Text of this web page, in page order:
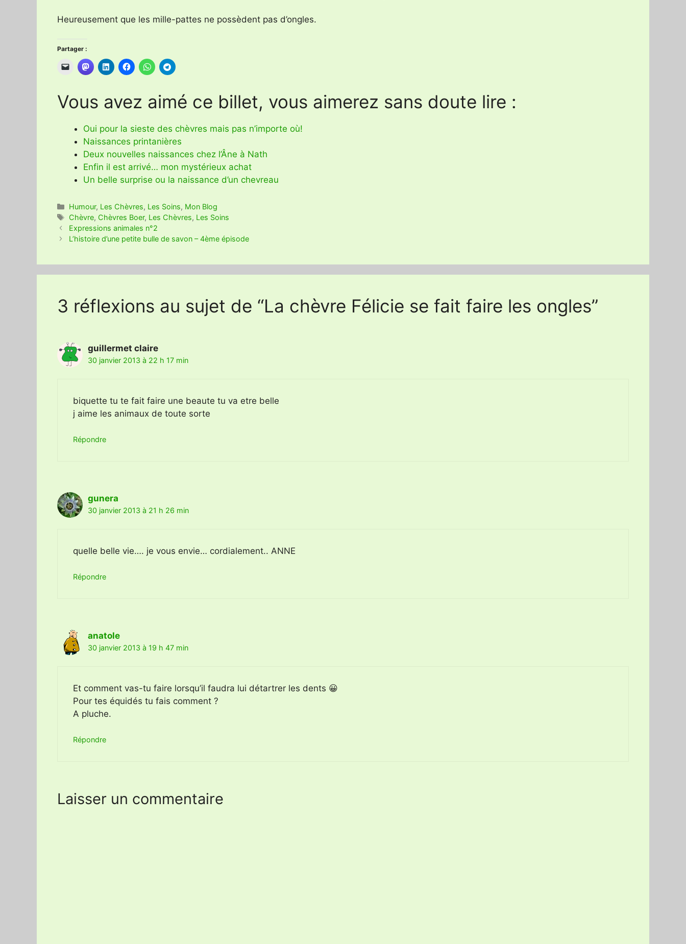
Heureusement que les mille-pattes ne possèdent pas d’ongles.
Partager :
Vous avez aimé ce billet, vous aimerez sans doute lire :
Oui pour la sieste des chèvres mais pas n’importe où!
Naissances printanières
Deux nouvelles naissances chez l’Âne à Nath
Enfin il est arrivé… mon mystérieux achat
Un belle surprise ou la naissance d’un chevreau
Catégories
Humour, Les Chèvres, Les Soins, Mon Blog
Étiquettes
Chèvre, Chèvres Boer, Les Chèvres, Les Soins
Expressions animales n°2
L’histoire d’une petite bulle de savon – 4ème épisode
3 réflexions au sujet de “La chèvre Félicie se fait faire les ongles”
guillermet claire
30 janvier 2013 à 22 h 17 min
biquette tu te fait faire une beaute tu va etre belle
j aime les animaux de toute sorte
Répondre
gunera
30 janvier 2013 à 21 h 26 min
quelle belle vie…. je vous envie… cordialement.. ANNE
Répondre
anatole
30 janvier 2013 à 19 h 47 min
Et comment vas-tu faire lorsqu’il faudra lui détartrer les dents 😀
Pour tes équidés tu fais comment ?
A pluche.
Répondre
Laisser un commentaire